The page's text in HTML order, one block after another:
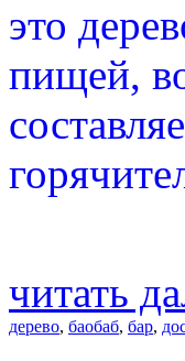
это
пищей,
читать
дерево, баобаб, бар,